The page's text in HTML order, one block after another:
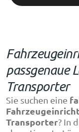
passgenaue
Transporter
Sie suchen eine
Transporter? In